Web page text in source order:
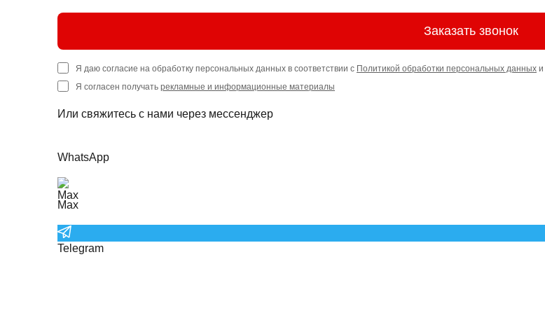
Заказать звонок
Я даю согласие на обработку персональных данных в соответствии с Политикой обработки персональных данных и
Я согласен получать рекламные и информационные материалы
Или свяжитесь с нами через мессенджер
WhatsApp
Max
Telegram